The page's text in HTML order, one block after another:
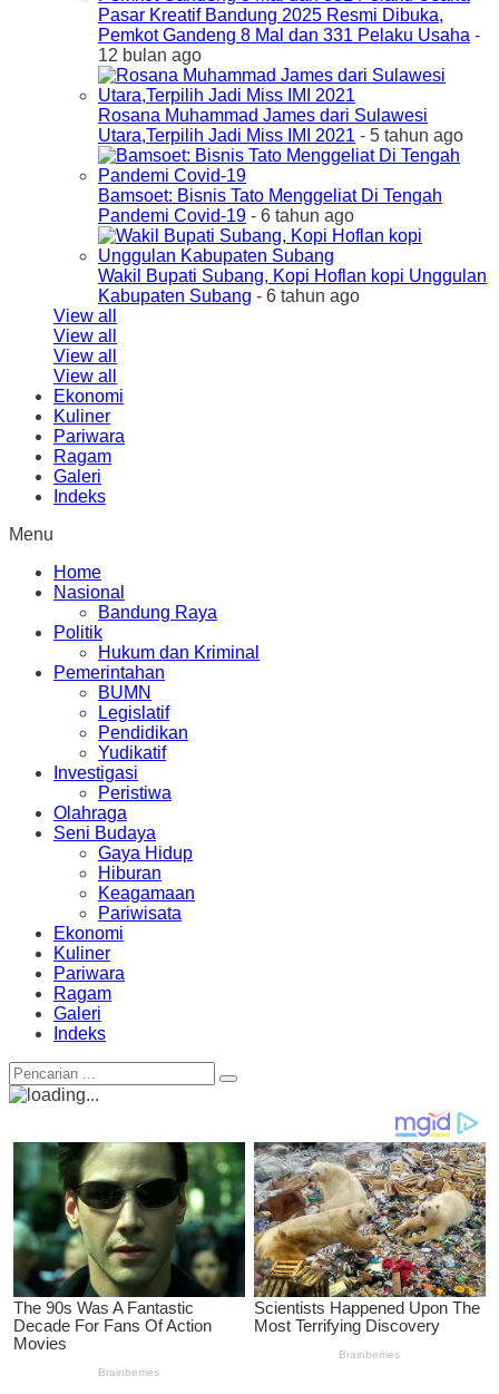
Pasar Kreatif Bandung 2025 Resmi Dibuka,
Pemkot Gandeng 8 Mal dan 331 Pelaku Usaha -
12 bulan ago
Rosana Muhammad James dari Sulawesi
Utara,Terpilih Jadi Miss IMI 2021 - 5 tahun ago
Bamsoet: Bisnis Tato Menggeliat Di Tengah
Pandemi Covid-19 - 6 tahun ago
Wakil Bupati Subang, Kopi Hoflan kopi Unggulan
Kabupaten Subang - 6 tahun ago
View all
View all
View all
View all
Ekonomi
Kuliner
Pariwara
Ragam
Galeri
Indeks
Menu
Home
Nasional
Bandung Raya
Politik
Hukum dan Kriminal
Pemerintahan
BUMN
Legislatif
Pendidikan
Yudikatif
Investigasi
Peristiwa
Olahraga
Seni Budaya
Gaya Hidup
Hiburan
Keagamaan
Pariwisata
Ekonomi
Kuliner
Pariwara
Ragam
Galeri
Indeks